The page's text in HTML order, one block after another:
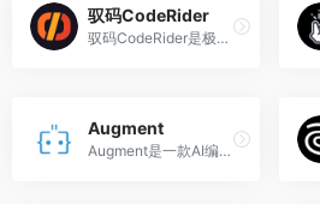
驭码CodeRider
驭码CodeRider是极狐GitLab推...
Augment
Augment是一款AI编程辅助工具...